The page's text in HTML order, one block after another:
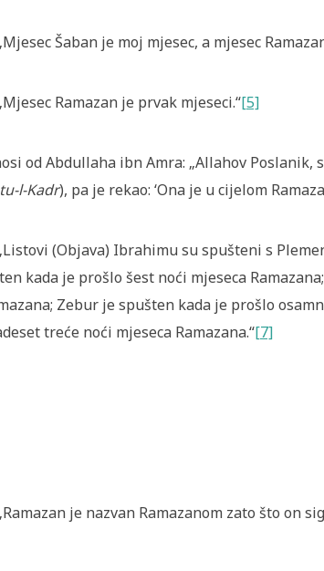
Šaban je moj mjesec, a mjesec
Ramazan je prvak mjeseci.“[5]
od Abdullaha ibn Amra: „Allahov Poslanik,
l-Kadr), pa je rekao: ‘Ona je u cijelom
(Objava) Ibrahimu su spušteni s
kada je prošlo šest noći mjeseca
Zebur je spušten kada je prošlo
treće noći mjeseca Ramazana.“[7]
je nazvan Ramazanom zato što on